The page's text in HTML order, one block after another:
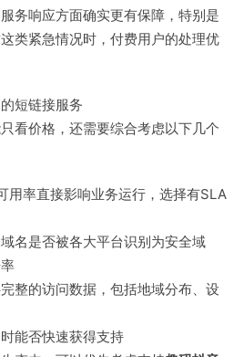
务响应方面确实更有保障，特别是
类紧急情况时，付费用户的处理优
短链接服务
看价格，还需要综合考虑以下几个
用率直接影响业务运行，选择有SLA
名是否被各大平台识别为安全域
完整的访问数据，包括地域分布、设
能否快速获得支持